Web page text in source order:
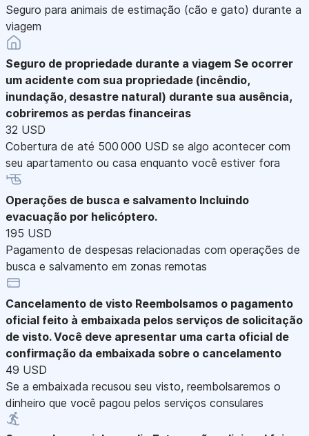
Seguro para animais de estimação (cão e gato) durante a
viagem
Seguro de propriedade durante a viagem Se ocorrer
um acidente com sua propriedade (incêndio,
inundação, desastre natural) durante sua ausência,
cobriremos as perdas financeiras
32 USD
Cobertura de até 500 000 USD se algo acontecer com
seu apartamento ou casa enquanto você estiver fora
Operações de busca e salvamento Incluindo
evacuação por helicóptero.
195 USD
Pagamento de despesas relacionadas com operações de
busca e salvamento em zonas remotas
Cancelamento de visto Reembolsamos o pagamento
oficial feito à embaixada pelos serviços de solicitação
de visto. Você deve apresentar uma carta oficial de
confirmação da embaixada sobre o cancelamento
49 USD
Se a embaixada recusou seu visto, reembolsaremos o
dinheiro que você pagou pelos serviços consulares